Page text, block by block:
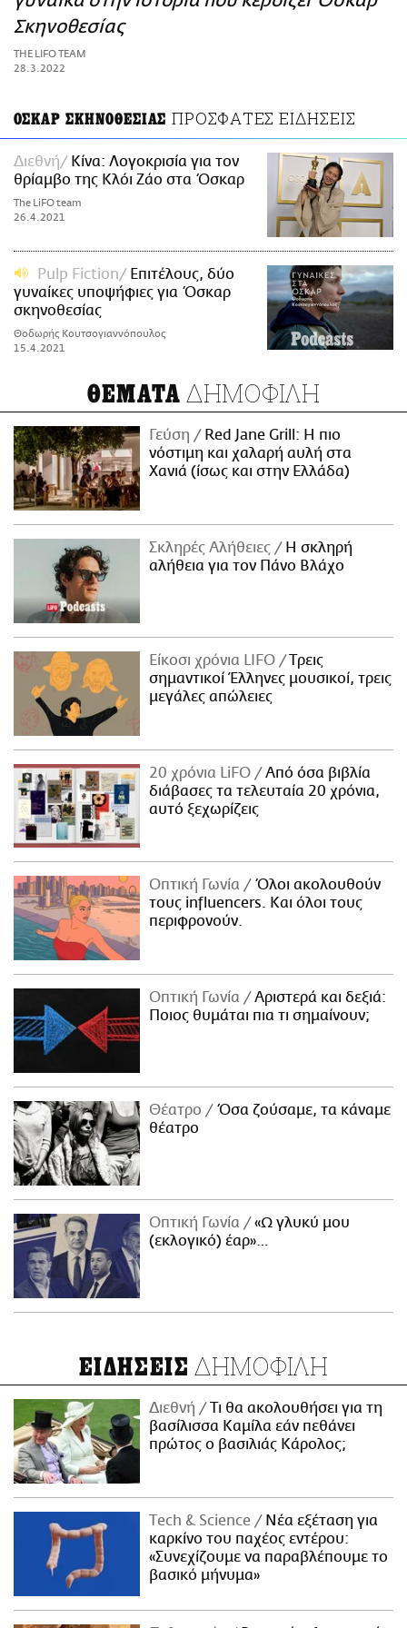
ΑΜΠΑ
PRINT
Σκηνοθεσίας
THE LIFO TEAM
28.3.2022
ΟΣΚΑΡ ΣΚΗΝΟΘΕΣΙΑΣ ΠΡΟΣΦΑΤΕΣ ΕΙΔΗΣΕΙΣ
Διεθνή
Κίνα: Λογοκρισία για τον
θρίαμβο της Κλόι Ζάο στα Όσκαρ
The LiFO team
26.4.2021
Pulp Fiction
Επιτέλους, δύο
γυναίκες υποψήφιες για Όσκαρ
σκηνοθεσίας
Θοδωρής Κουτσογιαννόπουλος
15.4.2021
ΘΕΜΑΤΑ ΔΗΜΟΦΙΛΗ
Γεύση
Red Jane Grill: Η πιο
νόστιμη και χαλαρή αυλή στα
Χανιά (ίσως και στην Ελλάδα)
Σκληρές Αλήθειες
H σκληρή
αλήθεια για τον Πάνο Βλάχο
Είκοσι χρόνια LIFO
Tρεις
σημαντικοί Έλληνες μουσικοί, τρεις
μεγάλες απώλειες
20 χρόνια LiFO
Από όσα βιβλία
διάβασες τα τελευταία 20 χρόνια,
αυτό ξεχωρίζεις
Οπτική Γωνία
Όλοι ακολουθούν
τους influencers. Και όλοι τους
περιφρονούν.
Οπτική Γωνία
Αριστερά και δεξιά:
Ποιος θυμάται πια τι σημαίνουν;
Θέατρο
Όσα ζούσαμε, τα κάναμε
θέατρο
Οπτική Γωνία
«Ω γλυκύ μου
(εκλογικό) έαρ»…
ΕΙΔΗΣΕΙΣ ΔΗΜΟΦΙΛΗ
Διεθνή
Τι θα ακολουθήσει για τη
βασίλισσα Καμίλα εάν πεθάνει
πρώτος ο βασιλιάς Κάρολος;
Τech & Science
Νέα εξέταση για
καρκίνο του παχέος εντέρου:
«Συνεχίζουμε να παραβλέπουμε το
βασικό μήνυμα»